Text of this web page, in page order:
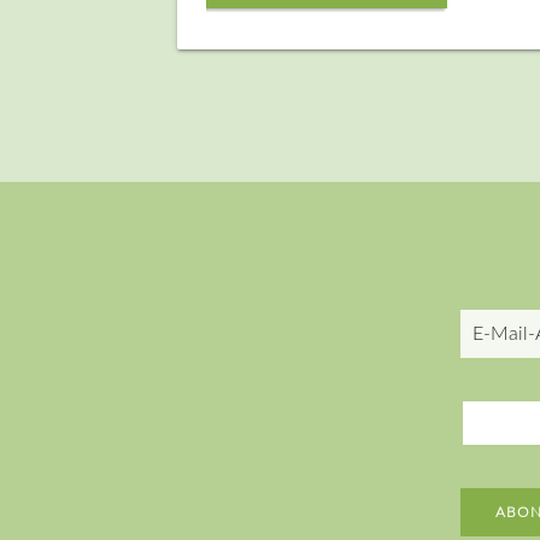
E-
Mail-